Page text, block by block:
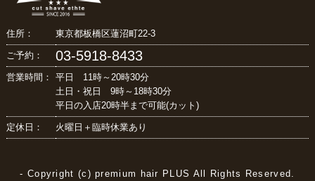
住所： 東京都板橋区蓮沼町22-3
ご予約： 03-5918-8433
営業時間：
平日 11時～20時30分
土日・祝日 9時～18時30分
平日の入店20時半まで可能(カット)
定休日： 火曜日＋臨時休業あり
- Copyright (c) premium hair PLUS All Rights Reserved.